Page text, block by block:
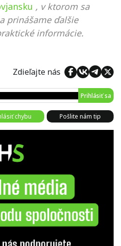
, v ktorom sa
prinášame ďalšie
informácie.
Zdieľajte nás
Prihlásiť sa
chybu Pošlite nám tip